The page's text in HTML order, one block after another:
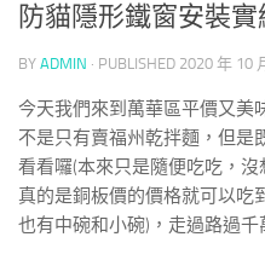
防貓隱形鐵窗安裝
BY ADMIN · PUBLISHED 2020 年 10
今天我們來到萬華區平價又美
不是只有賣福州乾拌麵，但是
看看囉(本來只是隨便吃吃，沒
真的是銅板價的價格就可以吃
也有中碗和小碗)，走過路過千